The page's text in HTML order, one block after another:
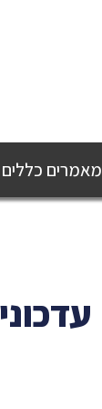
מאמרים כללים